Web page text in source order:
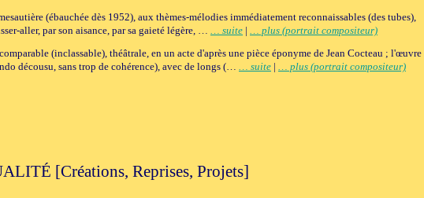
(ébauchée dès 1952), aux thèmes-mélodies immédiatement reconnaissables (des tubes),
aller, par son aisance, par sa gaieté légère, … … suite | … plus (portrait compositeur)
(inclassable), théâtrale, en un acte d'après une pièce éponyme de Jean Cocteau ; l'œuvre
décousu, sans trop de cohérence), avec de longs (… … suite | … plus (portrait compositeur)
[Créations, Reprises, Projets]